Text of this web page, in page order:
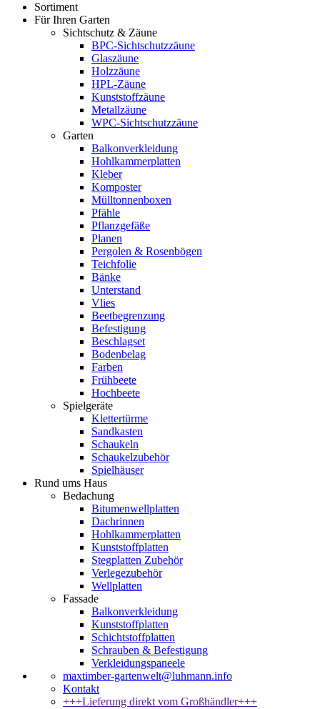
Sortiment
Für Ihren Garten
Sichtschutz & Zäune
BPC-Sichtschutzzäune
Glaszäune
Holzzäune
HPL-Zäune
Kunststoffzäune
Metallzäune
WPC-Sichtschutzzäune
Garten
Balkonverkleidung
Hohlkammerplatten
Kleber
Komposter
Mülltonnenboxen
Pfähle
Pflanzgefäße
Planen
Pergolen & Rosenbögen
Teichfolie
Bänke
Unterstand
Vlies
Beetbegrenzung
Befestigung
Beschlagset
Bodenbelag
Farben
Frühbeete
Hochbeete
Spielgeräte
Klettertürme
Sandkasten
Schaukeln
Schaukelzubehör
Spielhäuser
Rund ums Haus
Bedachung
Bitumenwellplatten
Dachrinnen
Hohlkammerplatten
Kunststoffplatten
Stegplatten Zubehör
Verlegezubehör
Wellplatten
Fassade
Balkonverkleidung
Kunststoffplatten
Schichtstoffplatten
Schrauben & Befestigung
Verkleidungspaneele
maxtimber-gartenwelt@luhmann.info
Kontakt
+++Lieferung direkt vom Großhändler+++